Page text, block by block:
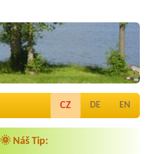
CZ DE EN
🌞 Náš Tip: